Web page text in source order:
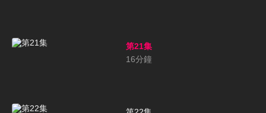
第21集
16分鐘